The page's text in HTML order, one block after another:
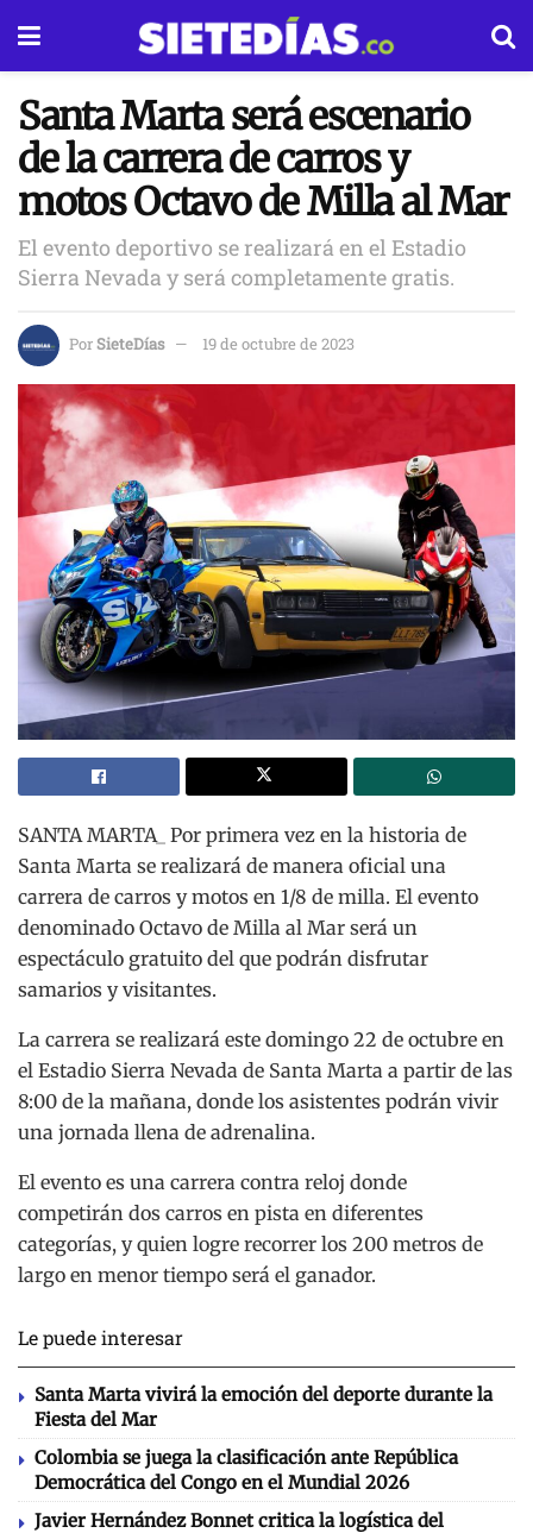
Santa Marta será escenario
de la carrera de carros y
motos Octavo de Milla al Mar
El evento deportivo se realizará en el Estadio
Sierra Nevada y será completamente gratis.
PorSieteDías 19 de octubre de 2023
SANTA MARTA_ Por primera vez en la historia de
Santa Marta se realizará de manera oficial una
carrera de carros y motos en 1/8 de milla. El evento
denominado Octavo de Milla al Mar será un
espectáculo gratuito del que podrán disfrutar
samarios y visitantes.
La carrera se realizará este domingo 22 de octubre en
el Estadio Sierra Nevada de Santa Marta a partir de las
8:00 de la mañana, donde los asistentes podrán vivir
una jornada llena de adrenalina.
El evento es una carrera contra reloj donde
competirán dos carros en pista en diferentes
categorías, y quien logre recorrer los 200 metros de
largo en menor tiempo será el ganador.
Le puede interesar
Santa Marta vivirá la emoción del deporte durante la
Fiesta del Mar
Colombia se juega la clasificación ante República
Democrática del Congo en el Mundial 2026
Javier Hernández Bonnet critica la logística del